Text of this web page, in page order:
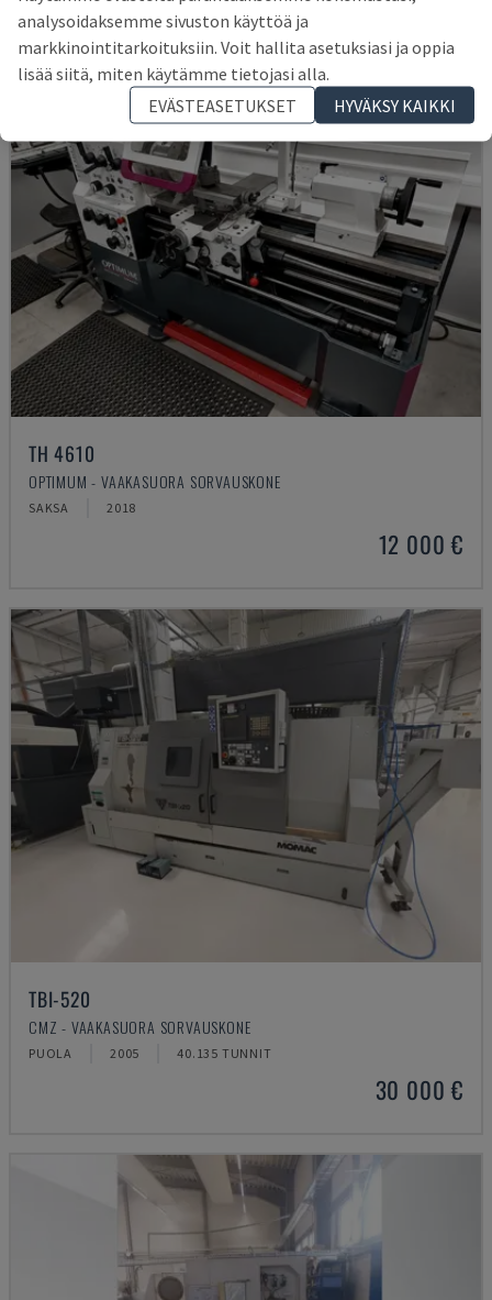
TH 4610
OPTIMUM - VAAKASUORA SORVAUSKONE
SAKSA 2018
12 000 €
TBI-520
CMZ - VAAKASUORA SORVAUSKONE
PUOLA 2005 40.135 TUNNIT
30 000 €
analysoidaksemme sivuston käyttöä ja
markkinointitarkoituksiin. Voit hallita asetuksiasi ja oppia
lisää siitä, miten käytämme tietojasi alla.
EVÄSTEASETUKSET
HYVÄKSY KAIKKI